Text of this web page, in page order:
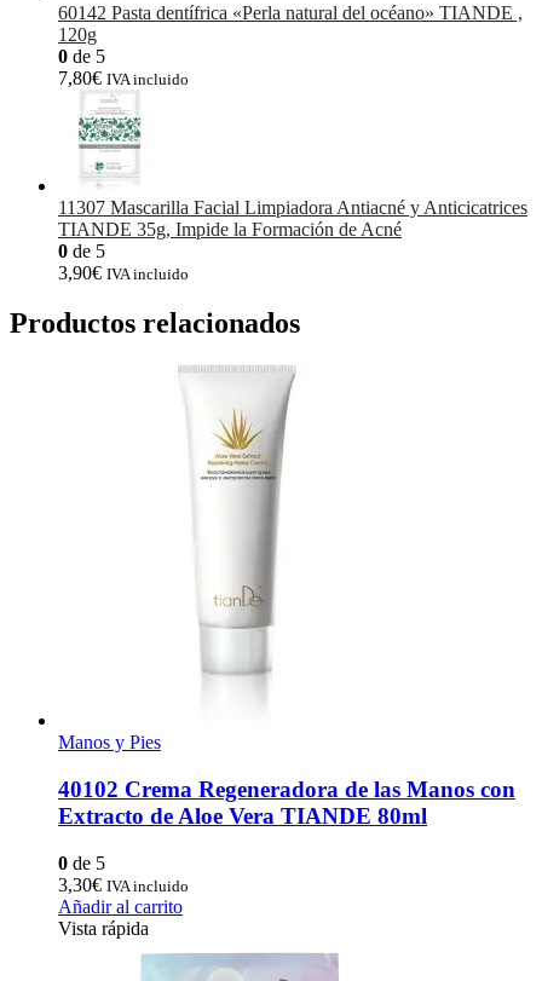
60142 Pasta dentífrica «Perla natural del océano» TIANDE ,
120g
0 de 5
7,80€ IVA incluido
11307 Mascarilla Facial Limpiadora Antiacné y Anticicatrices
TIANDE 35g, Impide la Formación de Acné
0 de 5
3,90€ IVA incluido
Productos relacionados
Manos y Pies
40102 Crema Regeneradora de las Manos con
Extracto de Aloe Vera TIANDE 80ml
0 de 5
3,30€ IVA incluido
Añadir al carrito
Vista rápida